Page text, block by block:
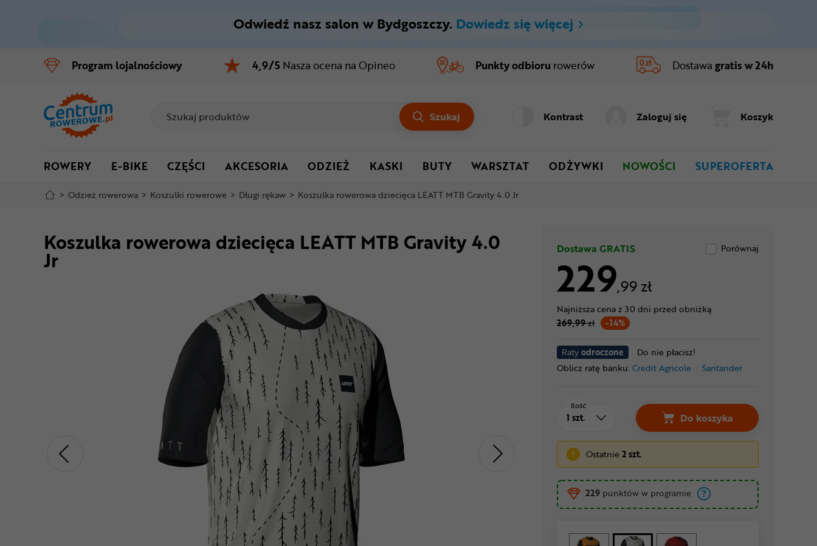
Menu główne
Informacje o produkcie
Do koszyka
Szczegółowe informacje
Mapa strony
Odwiedź nasz salon w Bydgoszczy. Dowiedz się więcej
Program lojalnościowy 4,9/5 Nasza ocena na Opineo Punkty odbioru rowerów Dostawa gratis w 24h
Szukaj Kontrast Zaloguj się Koszyk
ROWERY E-BIKE CZĘŚCI AKCESORIA ODZIEŻ KASKI BUTY WARSZTAT ODŻYWKI NOWOŚCI SUPEROFERTA
> Odzież rowerowa > Koszulki rowerowe > Długi rękaw > Koszulka rowerowa dziecięca LEATT MTB Gravity 4.0 Jr
Koszulka rowerowa dziecięca LEATT MTB Gravity 4.0
Jr Dostawa GRATIS Porównaj
229,99 zł
-14%
Najniższa cena z 30 dni przed obniżką
269,99zł
Ratyodroczone
Do nie płacisz!
Oblicz ratę banku: Credit Agricole Santander
Ilość
Do koszyka
Ostatnie2 szt.
229 punktów w programie